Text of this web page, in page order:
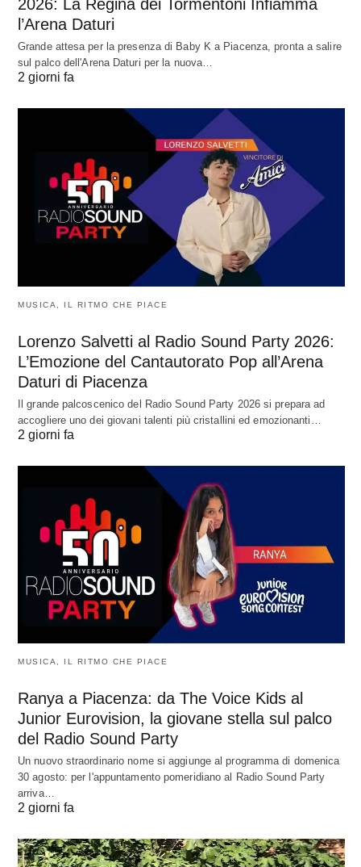
2026: La Regina dei Tormentoni Infiamma
l’Arena Daturi
Grande attesa per la presenza di Baby K a Piacenza, pronta a salire
sul palco dell'Arena Daturi per la nuova…
2 giorni fa
MUSICA, IL RITMO CHE PIACE
Lorenzo Salvetti al Radio Sound Party 2026:
L’Emozione del Cantautorato Pop all’Arena
Daturi di Piacenza
Il grande palcoscenico del Radio Sound Party 2026 si prepara ad
accogliere uno dei giovani talenti più cristallini ed emozionanti…
2 giorni fa
MUSICA, IL RITMO CHE PIACE
Ranya a Piacenza: da The Voice Kids al
Junior Eurovision, la giovane stella sul palco
del Radio Sound Party
Un nuovo straordinario nome si aggiunge al programma di domenica
30 agosto: per l'appuntamento pomeridiano al Radio Sound Party
arriva…
2 giorni fa